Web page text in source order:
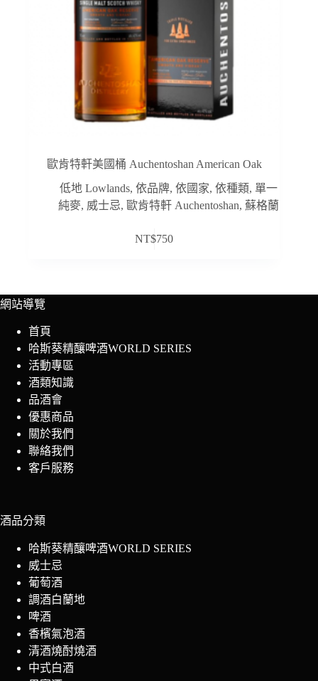
歐肯特軒美國桶 Auchentoshan American Oak
低地 Lowlands, 依品牌, 依國家, 依種類, 單一
純麥, 威士忌, 歐肯特軒 Auchentoshan, 蘇格蘭
NT$750
網站導覽
首頁
哈斯葵精釀啤酒WORLD SERIES
活動專區
酒類知識
品酒會
優惠商品
關於我們
聯絡我們
客戶服務
酒品分類
哈斯葵精釀啤酒WORLD SERIES
威士忌
葡萄酒
調酒白蘭地
啤酒
香檳氣泡酒
清酒燒酎燒酒
中式白酒